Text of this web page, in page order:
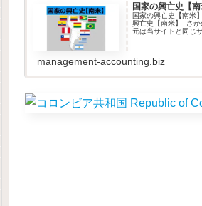
国家の興亡史【
国家の興亡史【南米
興亡史【南米】- さ
元は当サイトと同じ
management-accounting.biz